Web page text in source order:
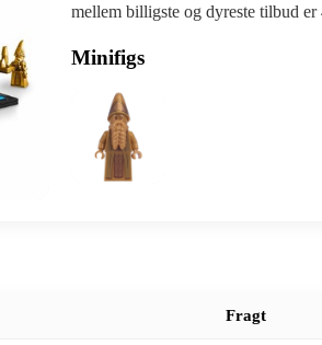
mellem billigste og dyreste tilbud er
Minifigs
Fragt